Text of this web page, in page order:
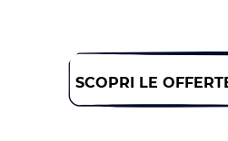
SCOPRI LE